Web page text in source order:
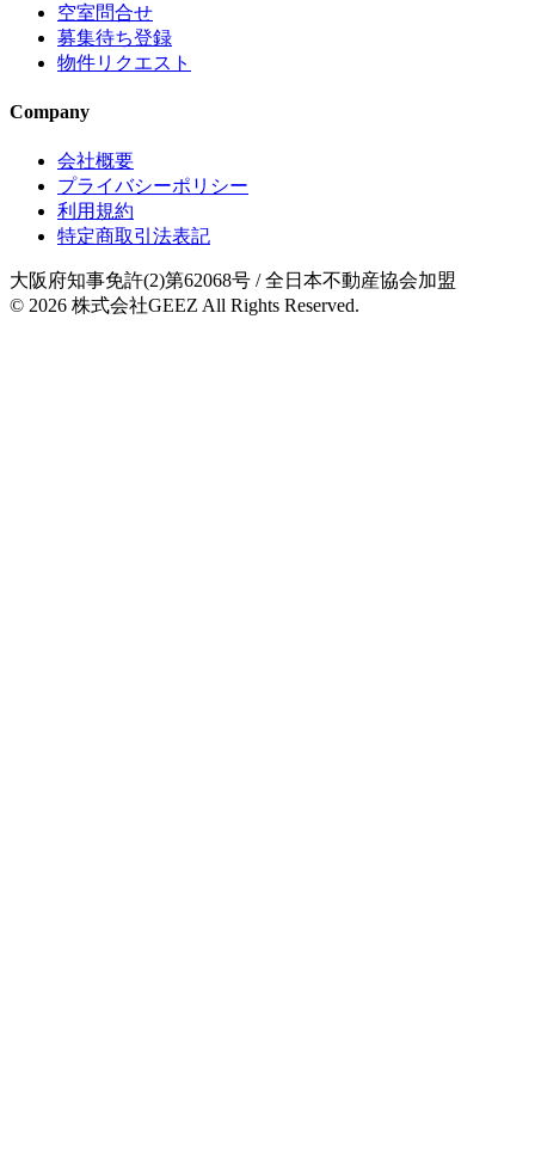
空室問合せ
募集待ち登録
物件リクエスト
Company
会社概要
プライバシーポリシー
利用規約
特定商取引法表記
大阪府知事免許(2)第62068号 / 全日本不動産協会加盟
© 2026 株式会社GEEZ All Rights Reserved.